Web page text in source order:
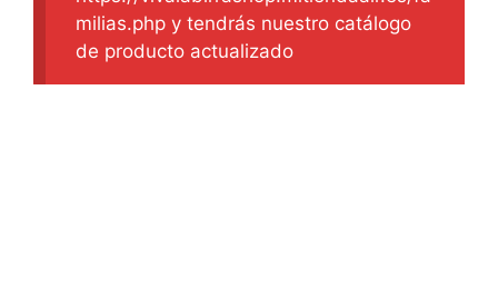
milias.php y tendrás nuestro catálogo
de producto actualizado